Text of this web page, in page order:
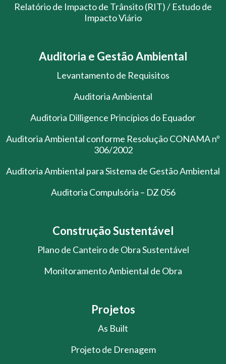
Relatório de Impacto de Trânsito (RIT) / Estudo de
Impacto Viário
Auditoria e Gestão Ambiental
Levantamento de Requisitos
Auditoria Ambiental
Auditoria Dilligence Princípios do Equador
Auditoria Ambiental conforme Resolução CONAMA nº
306/2002
Auditoria Ambiental para Sistema de Gestão Ambiental
Auditoria Compulsória – DZ 056
Construção Sustentável
Plano de Canteiro de Obra Sustentável
Monitoramento Ambiental de Obra
Projetos
As Built
Projeto de Drenagem